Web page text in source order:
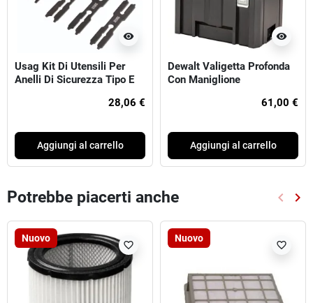
visibility
Usag Kit Di Utensili Per
Anelli Di Sicurezza Tipo E
28,06 €
Aggiungi al carrello
visibility
Dewalt Valigetta Profonda
Con Maniglione
61,00 €
Aggiungi al carrello
Potrebbe piacerti anche keyboard_arrow_left keyboard_arrow_right
Nuovo
favorite_border
Nuovo
favorite_border